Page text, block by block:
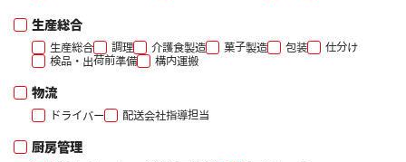
生産総合
生産総合 調理 介護食製造 菓子製造 包装
仕分け
検品・出荷前準備
構内運搬
物流
ドライバー 配送会社指導担当
厨房管理